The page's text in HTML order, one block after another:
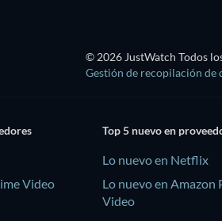
© 2026 JustWatch Todos
Gestión de recopilación de
Video
Top 5 nuevo en
Lo nuevo en Netflix
Lo nuevo en Amazon
Video